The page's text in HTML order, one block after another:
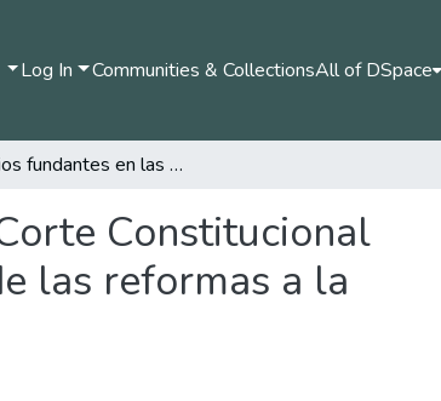
Log In Communities & CollectionsAll of DSpace
Principios fundantes en las sentencias de la Corte Constitucional Colombiana sobre el control constitucional de las reformas a la Constitución Política de 1991
Constitucional
las reformas a la